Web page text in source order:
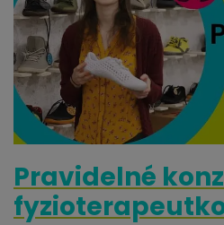
Pravidelné